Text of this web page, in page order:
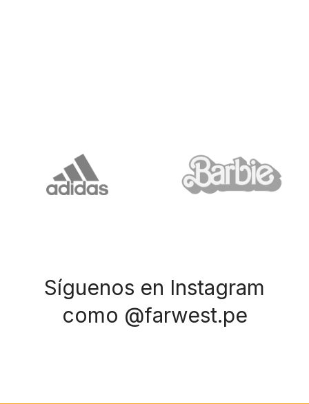
Síguenos en Instagram
como @farwest.pe